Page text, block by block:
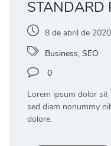
STANDARD
8 de abril de 2020
Business, SEO
0
Lorem ipsum dolor sit
sed diam nonummy
dolore.